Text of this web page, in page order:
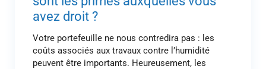
avez droit ?
Votre portefeuille ne nous contredira pas : les
coûts associés aux travaux contre l’humidité
peuvent être importants. Heureusement, les